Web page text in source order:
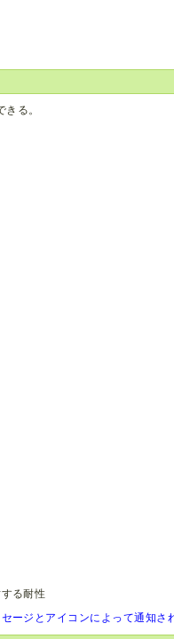
る。
る耐性
ージとアイコンによって通知さ